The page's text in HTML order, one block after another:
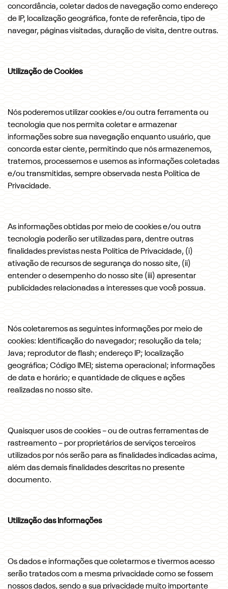
concordância, coletar dados de navegação como endereço
de IP, localização geográfica, fonte de referência, tipo de
navegar, páginas visitadas, duração de visita, dentre outras.
Utilização de Cookies
Nós poderemos utilizar cookies e/ou outra ferramenta ou
tecnologia que nos permita coletar e armazenar
informações sobre sua navegação enquanto usuário, que
concorda estar ciente, permitindo que nós armazenemos,
tratemos, processemos e usemos as informações coletadas
e/ou transmitidas, sempre observada nesta Política de
Privacidade.
As informações obtidas por meio de cookies e/ou outra
tecnologia poderão ser utilizadas para, dentre outras
finalidades previstas nesta Política de Privacidade, (i)
ativação de recursos de segurança do nosso site, (ii)
entender o desempenho do nosso site (iii) apresentar
publicidades relacionadas a interesses que você possua.
Nós coletaremos as seguintes informações por meio de
cookies: Identificação do navegador; resolução da tela;
Java; reprodutor de flash; endereço IP; localização
geográfica; Código IMEI; sistema operacional; informações
de data e horário; e quantidade de cliques e ações
realizadas no nosso site.
Quaisquer usos de cookies – ou de outras ferramentas de
rastreamento – por proprietários de serviços terceiros
utilizados por nós serão para as finalidades indicadas acima,
além das demais finalidades descritas no presente
documento.
Utilização das Informações
Os dados e informações que coletarmos e tivermos acesso
serão tratados com a mesma privacidade como se fossem
nossos dados, sendo a sua privacidade muito importante